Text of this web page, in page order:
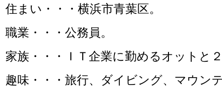
住まい・・・横浜市青葉区。
職業・・・公務員。
家族・・・ＩＴ企業に勤めるオットと
趣味・・・旅行、ダイビング、マウン